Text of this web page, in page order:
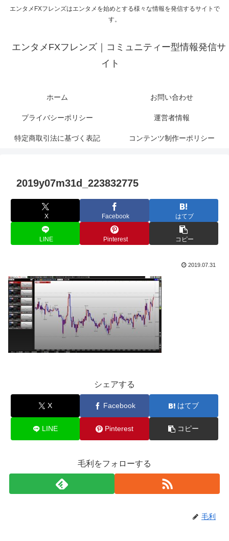
エンタメFXフレンズはエンタメを始めとする様々な情報を発信するサイトで
す。
エンタメFXフレンズ｜コミュニティー型情報発信サ
イト
ホーム お問い合わせ
プライバシーポリシー 運営者情報
特定商取引法に基づく表記 コンテンツ制作ーポリシー
2019y07m31d_223832775
X Facebook はてブ
LINE Pinterest コピー
2019.07.31
シェアする
X Facebook はてブ
LINE Pinterest コピー
毛利をフォローする
毛利